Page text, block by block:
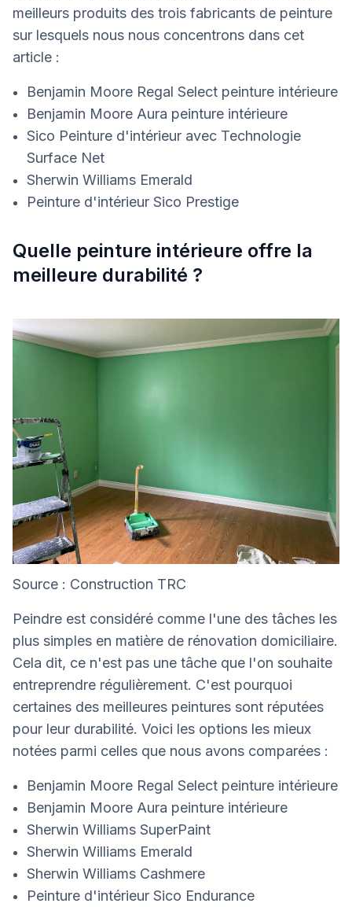
meilleurs produits des trois fabricants de peinture
sur lesquels nous nous concentrons dans cet
article :
Benjamin Moore Regal Select peinture intérieure
Benjamin Moore Aura peinture intérieure
Sico Peinture d'intérieur avec Technologie
Surface Net
Sherwin Williams Emerald
Peinture d'intérieur Sico Prestige
Quelle peinture intérieure offre la
meilleure durabilité ?
Source : Construction TRC
Peindre est considéré comme l'une des tâches les
plus simples en matière de rénovation domiciliaire.
Cela dit, ce n'est pas une tâche que l'on souhaite
entreprendre régulièrement. C'est pourquoi
certaines des meilleures peintures sont réputées
pour leur durabilité. Voici les options les mieux
notées parmi celles que nous avons comparées :
Benjamin Moore Regal Select peinture intérieure
Benjamin Moore Aura peinture intérieure
Sherwin Williams SuperPaint
Sherwin Williams Emerald
Sherwin Williams Cashmere
Peinture d'intérieur Sico Endurance